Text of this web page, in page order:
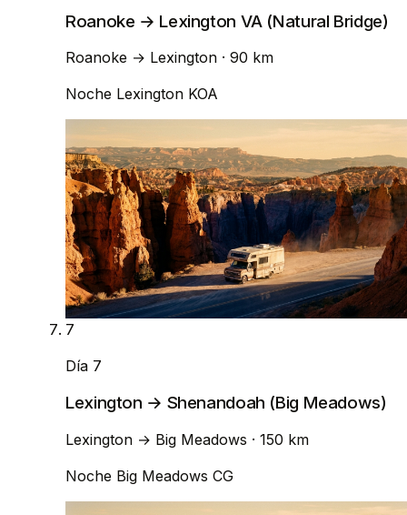
Roanoke → Lexington VA (Natural Bridge)
Roanoke → Lexington · 90 km
Noche Lexington KOA
7
Día 7
Lexington → Shenandoah (Big Meadows)
Lexington → Big Meadows · 150 km
Noche Big Meadows CG